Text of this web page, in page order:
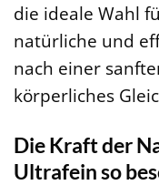
die ideale Wahl
natürliche und
nach einer
körperliches
Die Kraft der
Ultrafein so